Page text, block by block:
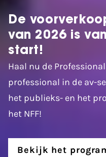
De
van 2026 is van
start!
Haal nu de
professional in de av-
het publieks- en het
het NFF!
Bekijk het